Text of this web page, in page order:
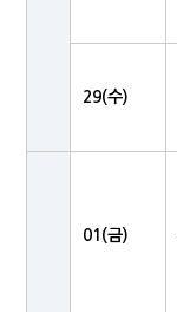
29(수)
01(금)